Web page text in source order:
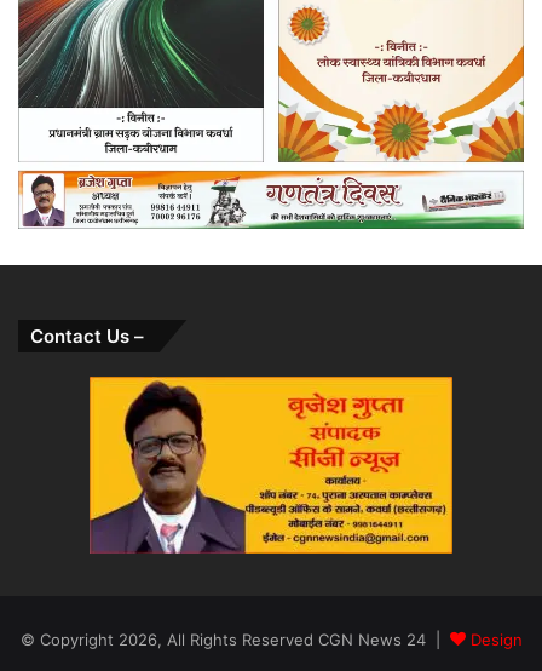
Contact Us –
© Copyright 2026, All Rights Reserved CGN News 24 |
Design